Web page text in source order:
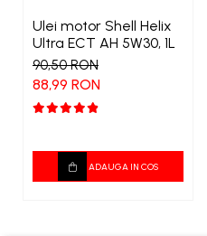
Ulei motor Shell Helix
Ultra ECT AH 5W30, 1L
90,50 RON
88,99 RON
ADAUGA IN COS